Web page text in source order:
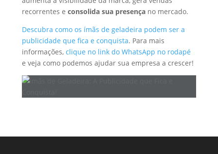
recorrentes e consolida sua presençano mercado.
Descubra como os ímãs de geladeira podem ser a
publicidade que fica e conquista. Para mais
informações, clique no link do WhatsApp no rodapé
e veja como podemos ajudar sua empresa a crescer!